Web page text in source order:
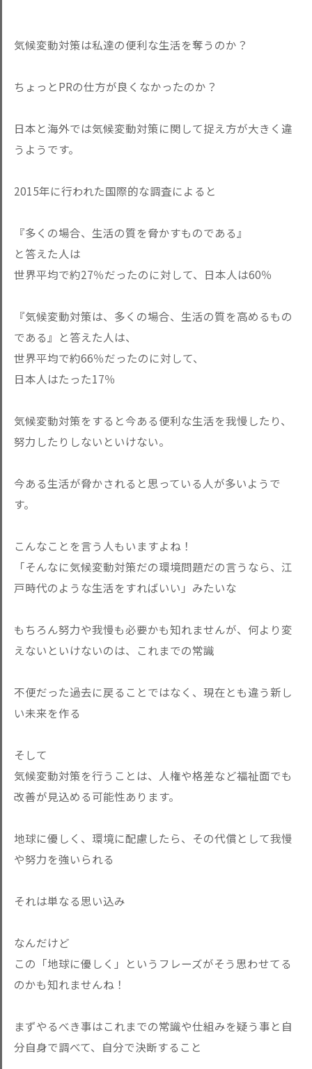
気候変動対策は私達の便利な生活を奪うのか？
ちょっとPRの仕方が良くなかったのか？
日本と海外では気候変動対策に関して捉え方が大きく違
うようです。
2015年に行われた国際的な調査によると
『多くの場合、生活の質を脅かすものである』
と答えた人は
世界平均で約27％だったのに対して、日本人は60％
『気候変動対策は、多くの場合、生活の質を高めるもの
である』と答えた人は、
世界平均で約66％だったのに対して、
日本人はたった17％
気候変動対策をすると今ある便利な生活を我慢したり、
努力したりしないといけない。
今ある生活が脅かされると思っている人が多いようで
す。
こんなことを言う人もいますよね！
「そんなに気候変動対策だの環境問題だの言うなら、江
戸時代のような生活をすればいい」みたいな
もちろん努力や我慢も必要かも知れませんが、何より変
えないといけないのは、これまでの常識
不便だった過去に戻ることではなく、現在とも違う新し
い未来を作る
そして
気候変動対策を行うことは、人権や格差など福祉面でも
改善が見込める可能性あります。
地球に優しく、環境に配慮したら、その代償として我慢
や努力を強いられる
それは単なる思い込み
なんだけど
この「地球に優しく」というフレーズがそう思わせてる
のかも知れませんね！
まずやるべき事はこれまでの常識や仕組みを疑う事と自
分自身で調べて、自分で決断すること